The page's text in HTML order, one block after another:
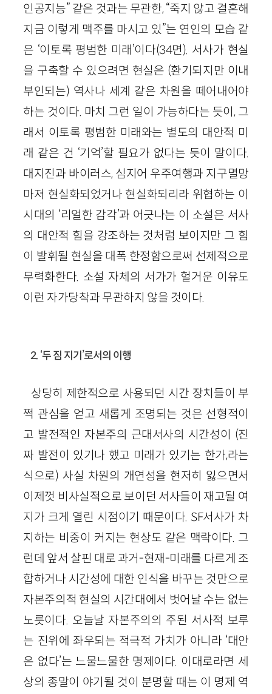
인공지능” 같은 것과는 무관한, “죽지 않고 결혼해
지금 이렇게 맥주를 마시고 있”는 연인의 모습 같
은 ‘이토록 평범한 미래’이다(34면). 서사가 현실
을 구축할 수 있으려면 현실은 (환기되지만 이내
부인되는) 역사나 세계 같은 차원을 떼어내어야
하는 것이다. 마치 그런 일이 가능하다는 듯이, 그
래서 이토록 평범한 미래와는 별도의 대안적 미
래 같은 건 ‘기억’할 필요가 없다는 듯이 말이다.
대지진과 바이러스, 심지어 우주여행과 지구멸망
마저 현실화되었거나 현실화되리라 위협하는 이
시대의 ‘리얼한 감각’과 어긋나는 이 소설은 서사
의 대안적 힘을 강조하는 것처럼 보이지만 그 힘
이 발휘될 현실을 대폭 한정함으로써 선제적으로
무력화한다. 소설 자체의 서가가 헐거운 이유도
이런 자가당착과 무관하지 않을 것이다.
2. ‘두 짐 지기’로서의 이행
상당히 제한적으로 사용되던 시간 장치들이 부
쩍 관심을 얻고 새롭게 조명되는 것은 선형적이
고 발전적인 자본주의 근대서사의 시간성이 (진
짜 발전이 있기나 했고 미래가 있기는 한가,라는
식으로) 사실 차원의 개연성을 현저히 잃으면서
이제껏 비사실적으로 보이던 서사들이 재고될 여
지가 크게 열린 시점이기 때문이다. SF서사가 차
지하는 비중이 커지는 현상도 같은 맥락이다. 그
런데 앞서 살핀 대로 과거-현재-미래를 다르게 조
합하거나 시간성에 대한 인식을 바꾸는 것만으로
자본주의적 현실의 시간대에서 벗어날 수는 없는
노릇이다. 오늘날 자본주의의 주된 서사적 보루
는 진위에 좌우되는 적극적 가치가 아니라 ‘대안
은 없다’는 느물느물한 명제이다. 이대로라면 세
상의 종말이 야기될 것이 분명할 때는 이 명제 역